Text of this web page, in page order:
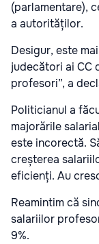
(parlamentare),
a autorităților.
Desigur, este
judecători ai CC
profesori”, a
Politicianul a
majorările
este incorectă.
creșterea
eficienți. Au
Reamintim că
salariilor
9%.